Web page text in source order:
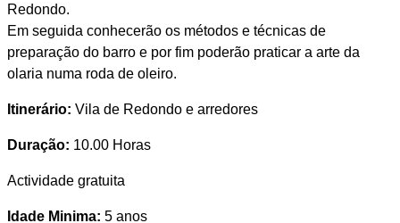
Redondo.
Em seguida conhecerão os métodos e técnicas de
preparação do barro e por fim poderão praticar a arte da
olaria numa roda de oleiro.
Itinerário: Vila de Redondo e arredores
Duração: 10.00 Horas
Actividade gratuita
Idade Minima: 5 anos